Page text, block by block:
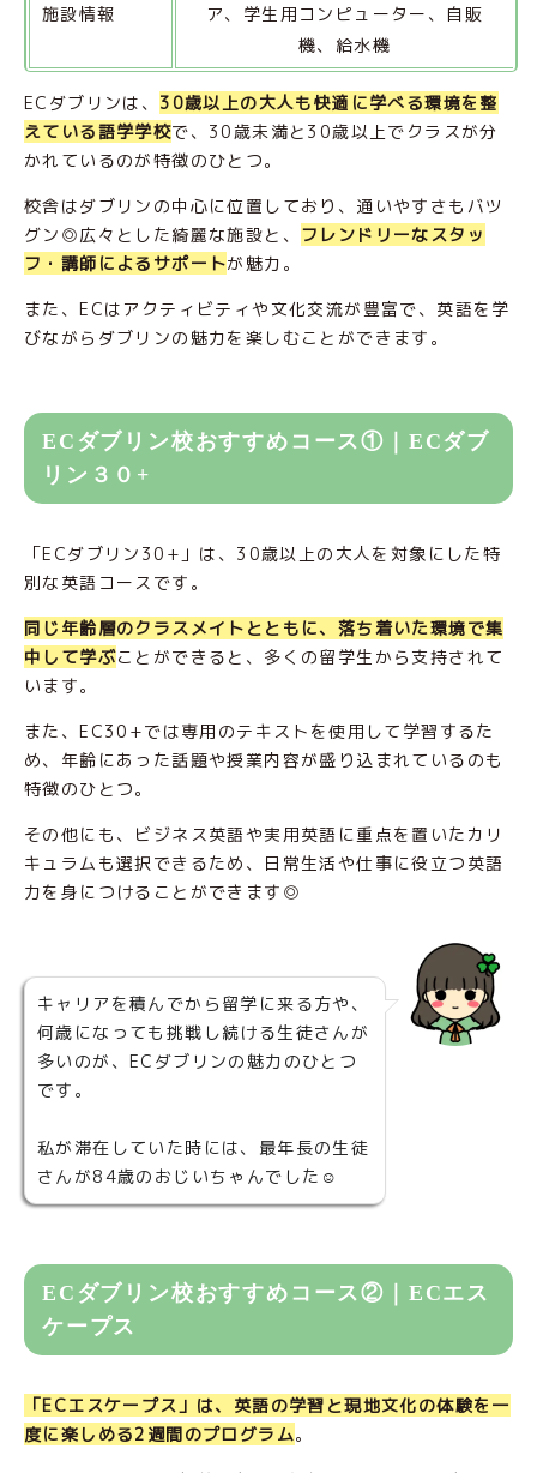
施設情報
ア、学生用コンピューター、自販
機、給水機
ECダブリンは、 30歳以上の大人も快適に学べる環境を整
えている語学学校で、30歳未満と30歳以上でクラスが分
かれているのが特徴のひとつ。
校舎はダブリンの中心に位置しており、通いやすさもバツ
グン◎広々とした綺麗な施設と、 フレンドリーなスタッ
フ・講師によるサポートが魅力。
また、ECはアクティビティや文化交流が豊富で、英語を学
びながらダブリンの魅力を楽しむことができます。
ECダブリン校おすすめコース①｜ECダブ
リン３０+
「ECダブリン30+」は、30歳以上の大人を対象にした特
別な英語コースです。
同じ年齢層のクラスメイトとともに、落ち着いた環境で集
中して学ぶことができると、多くの留学生から支持されて
います。
また、EC30+では専用のテキストを使用して学習するた
め、年齢にあった話題や授業内容が盛り込まれているのも
特徴のひとつ。
その他にも、ビジネス英語や実用英語に重点を置いたカリ
キュラムも選択できるため、日常生活や仕事に役立つ英語
力を身につけることができます◎
キャリアを積んでから留学に来る方や、
何歳になっても挑戦し続ける生徒さんが
多いのが、ECダブリンの魅力のひとつ
です。
私が滞在していた時には、最年長の生徒
さんが84歳のおじいちゃんでした☺
ECダブリン校おすすめコース②｜ECエス
ケープス
「ECエスケープス」は、英語の学習と現地文化の体験を一
度に楽しめる2週間のプログラム。